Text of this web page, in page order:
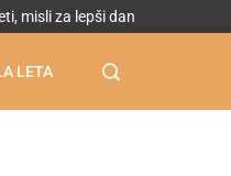
misli za lepši dan
LETA